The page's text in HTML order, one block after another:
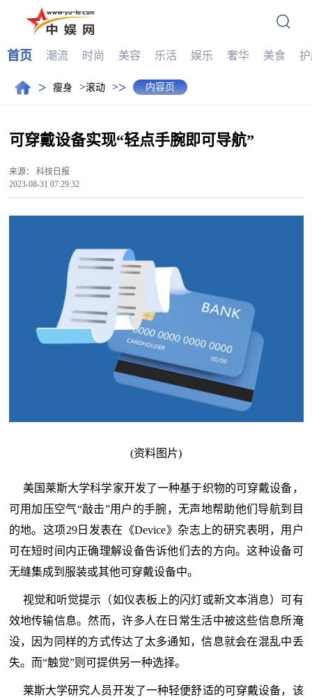
首页 潮流 时尚 美容 乐活 娱乐 奢华 美食
> 瘦身 >滚动 >> 内容页
可穿戴设备实现“轻点手腕即可导航”
来源： 科技日报
2023-08-31 07:29:32
(资料图片)
美国莱斯大学科学家开发了一种基于织物的可穿戴设备，
可用加压空气“敲击”用户的手腕，无声地帮助他们导航到目
的地。这项29日发表在《Device》杂志上的研究表明，用户
可在短时间内正确理解设备告诉他们去的方向。这种设备可
无缝集成到服装或其他可穿戴设备中。
视觉和听觉提示（如仪表板上的闪灯或新文本消息）可有
效地传输信息。然而，许多人在日常生活中被这些信息所淹
没，因为同样的方式传达了太多通知，信息就会在混乱中丢
失。而“触觉”则可提供另一种选择。
莱斯大学研究人员开发了一种轻便舒适的可穿戴设备，该